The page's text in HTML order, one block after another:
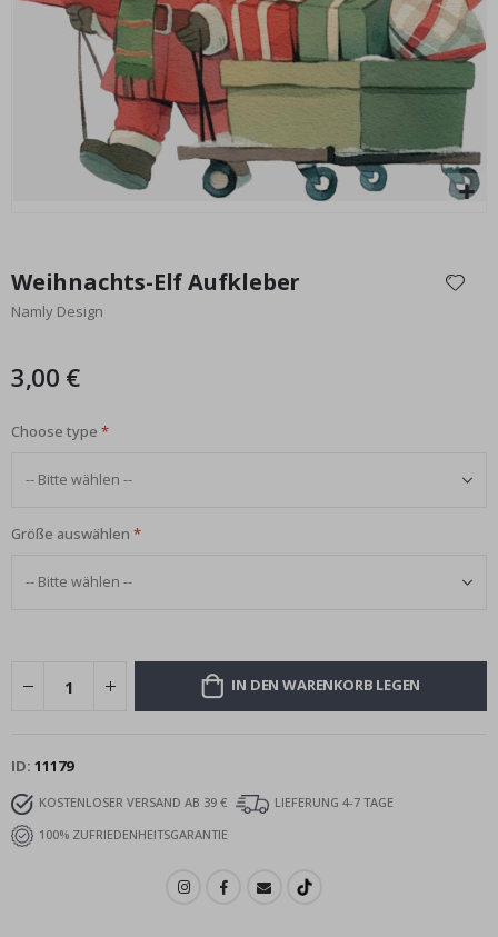
Special
Price
17,00 €
Anfang
der
Bildgalerie
Weihnachts-Elf Aufkleber
Namly Design
3,00 €
Choose type
Größe auswählen
IN DEN WARENKORB LEGEN
ID 11179
KOSTENLOSER VERSAND AB 39 €
LIEFERUNG 4-7 TAGE
100% ZUFRIEDENHEITSGARANTIE